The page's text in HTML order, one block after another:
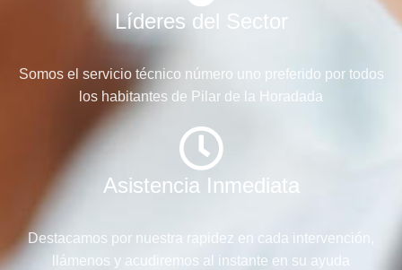
Líderes del Sector
Somos el servicio técnico número uno preferido por todos
los habitantes de Pilar de la Horadada
Asistencia Inmediata
Destacamos por nuestra rapidez en cada intervención,
llámenos y acudiremos al instante en su ayuda